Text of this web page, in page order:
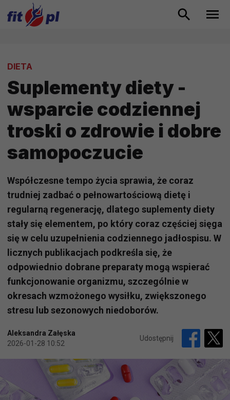
DIETA
Suplementy diety -
wsparcie codziennej
troski o zdrowie i dobre
samopoczucie
Współczesne tempo życia sprawia, że coraz
trudniej zadbać o pełnowartościową dietę i
regularną regenerację, dlatego suplementy diety
stały się elementem, po który coraz częściej sięga
się w celu uzupełnienia codziennego jadłospisu. W
licznych publikacjach podkreśla się, że
odpowiednio dobrane preparaty mogą wspierać
funkcjonowanie organizmu, szczególnie w
okresach wzmożonego wysiłku, zwiększonego
stresu lub sezonowych niedoborów.
Aleksandra Załęska
2026-01-28 10:52
Udostępnij